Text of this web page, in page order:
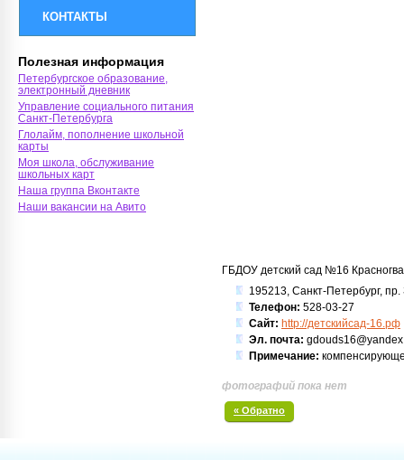
КОНТАКТЫ
Полезная информация
Петербургское образование,
электронный дневник
Управление социального питания
Санкт-Петербурга
Глолайм, пополнение школьной
карты
Моя школа, обслуживание
школьных карт
Наша группа Вконтакте
Наши вакансии на Авито
ГБДОУ детский сад №16
195213, Санкт-Петербург, пр.
Телефон: 528-03-27
Сайт: http://детскийсад-16.рф
Эл. почта:
Примечание:
фотографий пока нет
« Обратно